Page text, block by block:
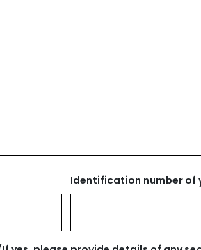
Identification number of